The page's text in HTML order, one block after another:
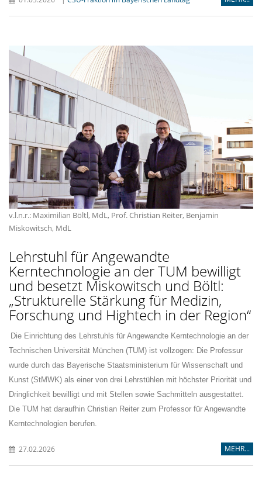
v.l.n.r.: Maximilian Böltl, MdL, Prof. Christian Reiter, Benjamin
Miskowitsch, MdL
Lehrstuhl für Angewandte
Kerntechnologie an der TUM bewilligt
und besetzt Miskowitsch und Böltl:
Strukturelle Stärkung für Medizin,
Forschung und Hightech in der Region“
Die Einrichtung des Lehrstuhls für Angewandte Kerntechnologie an der
Technischen Universität München (TUM) ist vollzogen: Die Professur
wurde durch das Bayerische Staatsministerium für Wissenschaft und
Kunst (StMWK) als einer von drei Lehrstühlen mit höchster Priorität und
Dringlichkeit bewilligt und mit Stellen sowie Sachmitteln ausgestattet.
Die TUM hat daraufhin Christian Reiter zum Professor für Angewandte
Kerntechnologien berufen.
27.02.2026 MEHR...